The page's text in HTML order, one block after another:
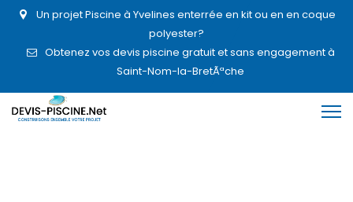
Un projet Piscine à Yvelines enterrée en kit ou en en coque
polyester?
Obtenez vos devis piscine gratuit et sans engagement à
Saint-Nom-la-BretÃªche